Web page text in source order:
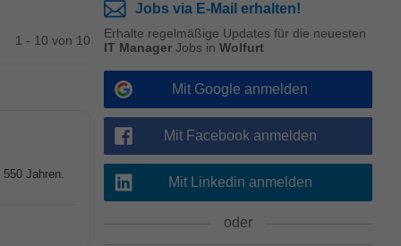
1 - 10 von 10
Jahren.
Jobs via E-Mail erhalten!
Erhalte regelmäßige Updates für die neuesten
IT Manager Jobs in Wolfurt
Mit Google anmelden
Mit Facebook anmelden
Mit Linkedin anmelden
oder